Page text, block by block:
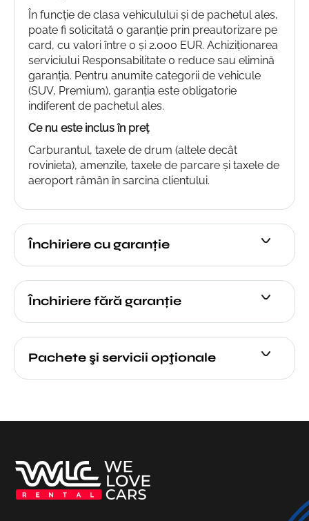
În funcție de clasa vehiculului și de pachetul ales,
poate fi solicitată o garanție prin preautorizare pe
card, cu valori între 0 și 2.000 EUR. Achiziționarea
serviciului Responsabilitate 0 reduce sau elimină
garanția. Pentru anumite categorii de vehicule
(SUV, Premium), garanția este obligatorie
indiferent de pachetul ales.
Ce nu este inclus în preț
Carburantul, taxele de drum (altele decât
rovinieta), amenzile, taxele de parcare și taxele de
aeroport rămân în sarcina clientului.
Închiriere cu garanție
Închiriere fără garanție
Pachete şi servicii opţionale